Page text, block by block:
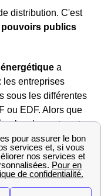
distribution. C'est
publics
a
les entreprises
sous les différentes
ou EDF. Alors que
localement sont
distribution. Avec
Direct
vu une opportunité
leur